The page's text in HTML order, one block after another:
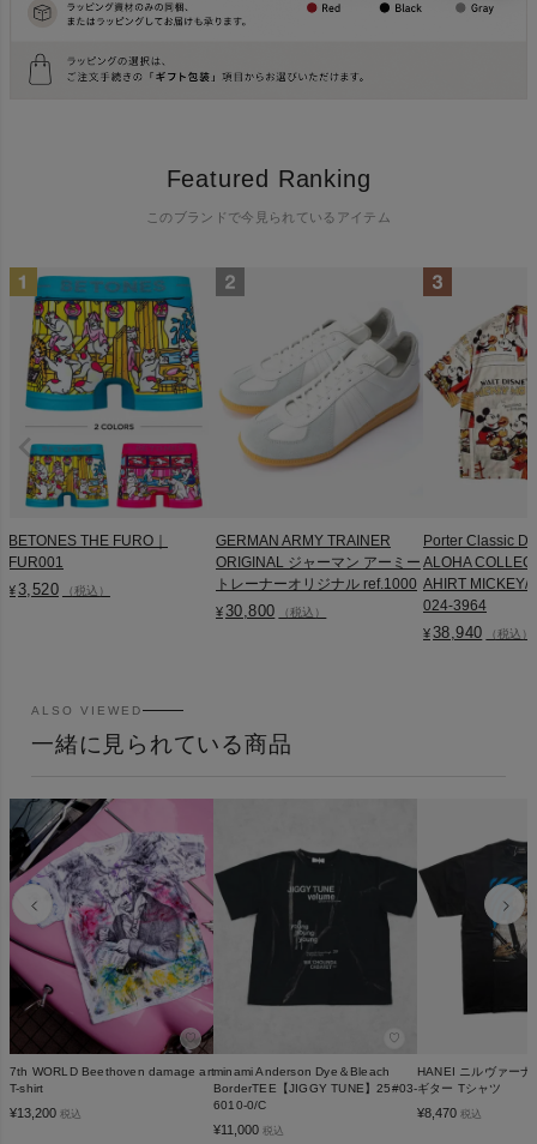
Featured Ranking
このブランドで今見られているアイテム
BETONES THE FURO｜
FUR001
¥ 3,520 （税込）
GERMAN ARMY TRAINER
ORIGINAL ジャーマン アーミー
トレーナーオリジナル ref.1000
¥ 30,800 （税込）
Porter Classic
ALOHA
AHIRT MICKEY/
024-3964
¥ 38,940 （税込）
ALSO VIEWED
一緒に見られている商品
♡
7th WORLD Beethoven damage art
T-shirt
¥13,200 税込
♡
minami Anderson Dye＆Bleach
BorderTEE【JIGGY TUNE】25#03-
6010-0/C
¥11,000 税込
HANEI ニルヴァーナ
ギター Tシャツ
¥8,470 税込